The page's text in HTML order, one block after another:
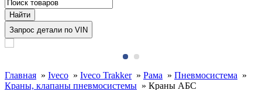
Главная » Iveco » Iveco Trakker » Рама » Пневмосистема »
Краны, клапаны пневмосистемы » Краны АБС